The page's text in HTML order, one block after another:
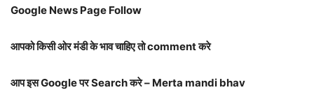
Google News Page Follow
आपको किसी ओर मंडी के भाव चाहिए तो comment करे
आप इस Google पर Search करे – Merta mandi bhav